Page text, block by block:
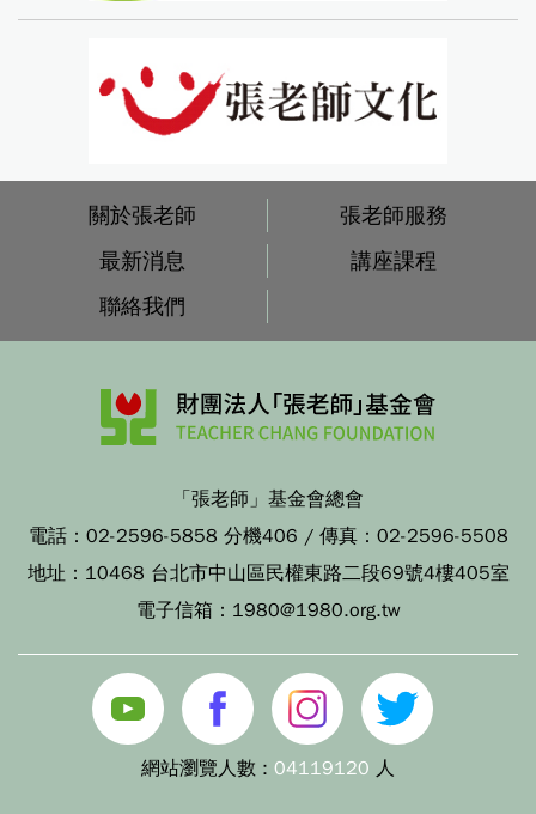
關於張老師
張老師服務
最新消息
講座課程
聯絡我們
「張老師」基金會總會
電話： 02-2596-5858 分機406 / 傳真： 02-2596-5508
地址： 10468 台北市中山區民權東路二段69號4樓405室
電子信箱： 1980@1980.org.tw
網站瀏覽人數 : 04119120 人